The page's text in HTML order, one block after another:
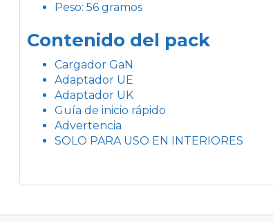
Peso: 56 gramos
Contenido del pack
Cargador GaN
Adaptador UE
Adaptador UK
Guía de inicio rápido
Advertencia
SOLO PARA USO EN INTERIORES